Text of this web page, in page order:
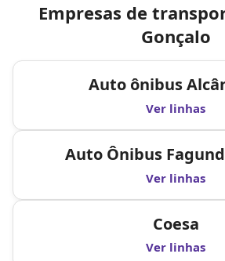
Empresas de
Gonçalo
Auto ônibus
Ver linhas
Auto Ônibus
Ver linhas
Coesa
Ver linhas